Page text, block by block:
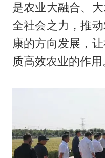
是农业大融合、
全社会之力，推
康的方向发展，
质高效农业的作用